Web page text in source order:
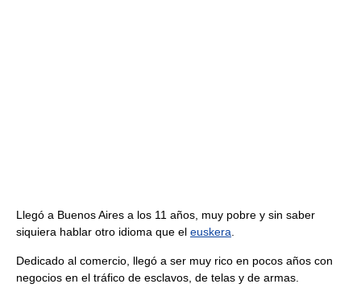
Llegó a Buenos Aires a los 11 años, muy pobre y sin saber
siquiera hablar otro idioma que el euskera
Dedicado al comercio, llegó a ser muy rico en pocos años con
negocios en el tráfico de esclavos, de telas y de armas.